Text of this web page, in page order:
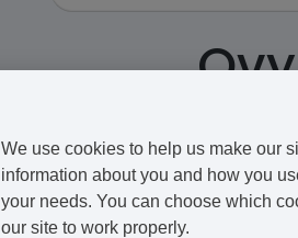
Ovysmen
We use cookies to help us make our
information about you and how you
your needs. You can choose which
our site to work properly.